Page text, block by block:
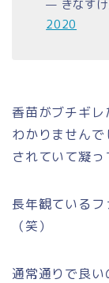
— きなす
2020
香苗がブチギ
わかりません
されていて凝っ
長年観ている
（笑）
通常通りで良